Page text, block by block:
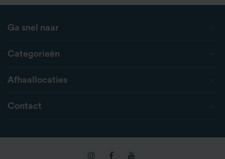
Ga snel naar
Categorieën
Afhaallocaties
Contact